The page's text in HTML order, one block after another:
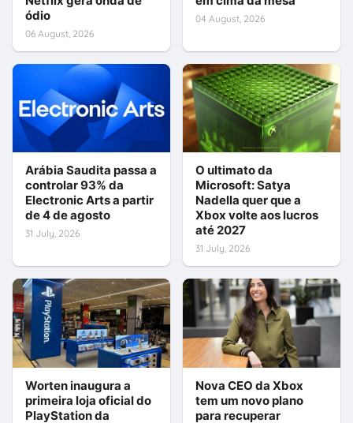
ódio
06 August, 2026
04 August, 2026
Arábia Saudita passa a
controlar 93% da
Electronic Arts a partir
de 4 de agosto
31 July, 2026
O ultimato da
Microsoft: Satya
Nadella quer que a
Xbox volte aos lucros
até 2027
31 July, 2026
Worten inaugura a
primeira loja oficial do
PlayStation da
Nova CEO da Xbox
tem um novo plano
para recuperar